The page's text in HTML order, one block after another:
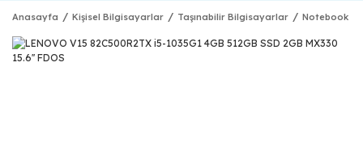
Anasayfa Kişisel Bilgisayarlar Taşınabilir Bilgisayarlar Notebook